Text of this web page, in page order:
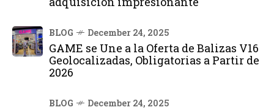
BLOG December 24, 2025
GAME se Une a la Oferta de Balizas V16
Geolocalizadas, Obligatorias a Partir de
2026
BLOG December 24, 2025